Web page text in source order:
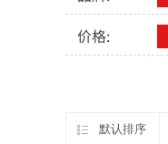
价格:
默认排序